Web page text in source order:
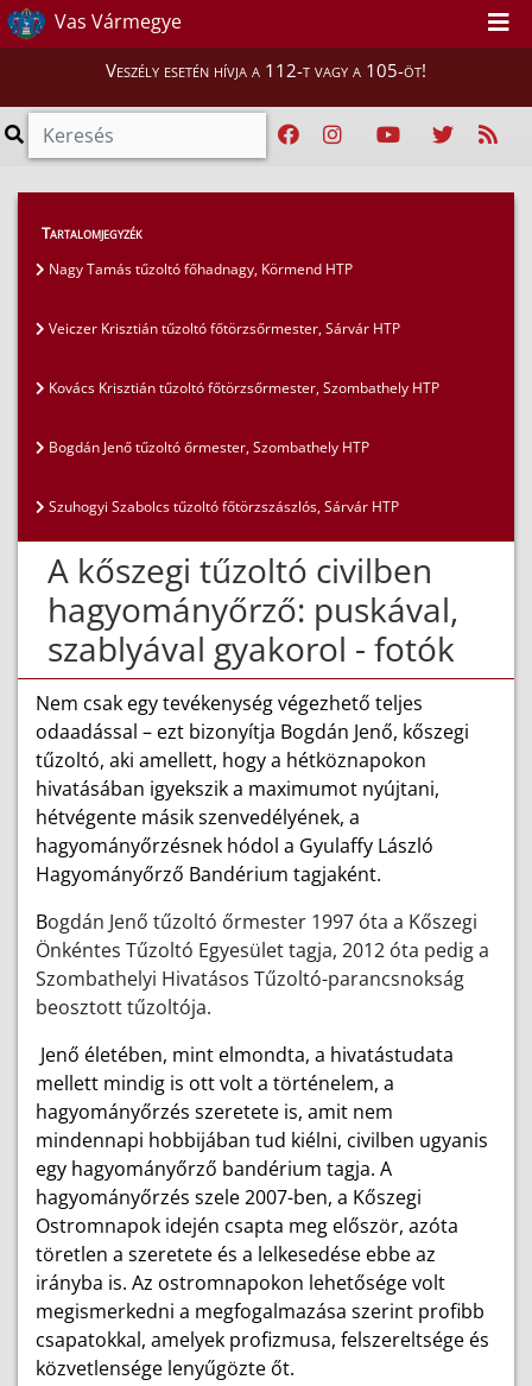
Vas Vármegye
Veszély esetén hívja a 112-t vagy a 105-öt!
Híreink >
Ki van az álarc mögött? - Cikksorozat a vármegye
>
Tartalomjegyzék
Nagy Tamás tűzoltó főhadnagy, Körmend HTP
Veiczer Krisztián tűzoltó főtörzsőrmester, Sárvár HTP
Kovács Krisztián tűzoltó főtörzsőrmester, Szombathely HTP
Bogdán Jenő tűzoltó őrmester, Szombathely HTP
Szuhogyi Szabolcs tűzoltó főtörzszászlós, Sárvár HTP
A kőszegi tűzoltó civilben
hagyományőrző: puskával,
szablyával gyakorol - fotók
Nem csak egy tevékenység végezhető teljes
odaadással – ezt bizonyítja Bogdán Jenő, kőszegi
tűzoltó, aki amellett, hogy a hétköznapokon
hivatásában igyekszik a maximumot nyújtani,
hétvégente másik szenvedélyének, a
hagyományőrzésnek hódol a Gyulaffy László
Hagyományőrző Bandérium tagjaként.
Bogdán Jenő tűzoltó őrmester 1997 óta a Kőszegi
Önkéntes Tűzoltó Egyesület tagja, 2012 óta pedig a
Szombathelyi Hivatásos Tűzoltó-parancsnokság
beosztott tűzoltója.
Jenő életében, mint elmondta, a hivatástudata
mellett mindig is ott volt a történelem, a
hagyományőrzés szeretete is, amit nem
mindennapi hobbijában tud kiélni, civilben ugyanis
egy hagyományőrző bandérium tagja. A
hagyományőrzés szele 2007-ben, a Kőszegi
Ostromnapok idején csapta meg először, azóta
töretlen a szeretete és a lelkesedése ebbe az
irányba is. Az ostromnapokon lehetősége volt
megismerkedni a megfogalmazása szerint profibb
csapatokkal, amelyek profizmusa, felszereltsége és
közvetlensége lenyűgözte őt.